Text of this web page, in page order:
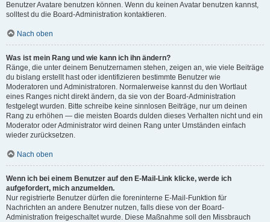
Benutzer Avatare benutzen können. Wenn du keinen Avatar benutzen kannst,
solltest du die Board-Administration kontaktieren.
Nach oben
Was ist mein Rang und wie kann ich ihn ändern?
Ränge, die unter deinem Benutzernamen stehen, zeigen an, wie viele Beiträge
du bislang erstellt hast oder identifizieren bestimmte Benutzer wie
Moderatoren und Administratoren. Normalerweise kannst du den Wortlaut
eines Ranges nicht direkt ändern, da sie von der Board-Administration
festgelegt wurden. Bitte schreibe keine sinnlosen Beiträge, nur um deinen
Rang zu erhöhen — die meisten Boards dulden dieses Verhalten nicht und ein
Moderator oder Administrator wird deinen Rang unter Umständen einfach
wieder zurücksetzen.
Nach oben
Wenn ich bei einem Benutzer auf den E-Mail-Link klicke, werde ich
aufgefordert, mich anzumelden.
Nur registrierte Benutzer dürfen die foreninterne E-Mail-Funktion für
Nachrichten an andere Benutzer nutzen, falls diese von der Board-
Administration freigeschaltet wurde. Diese Maßnahme soll den Missbrauch